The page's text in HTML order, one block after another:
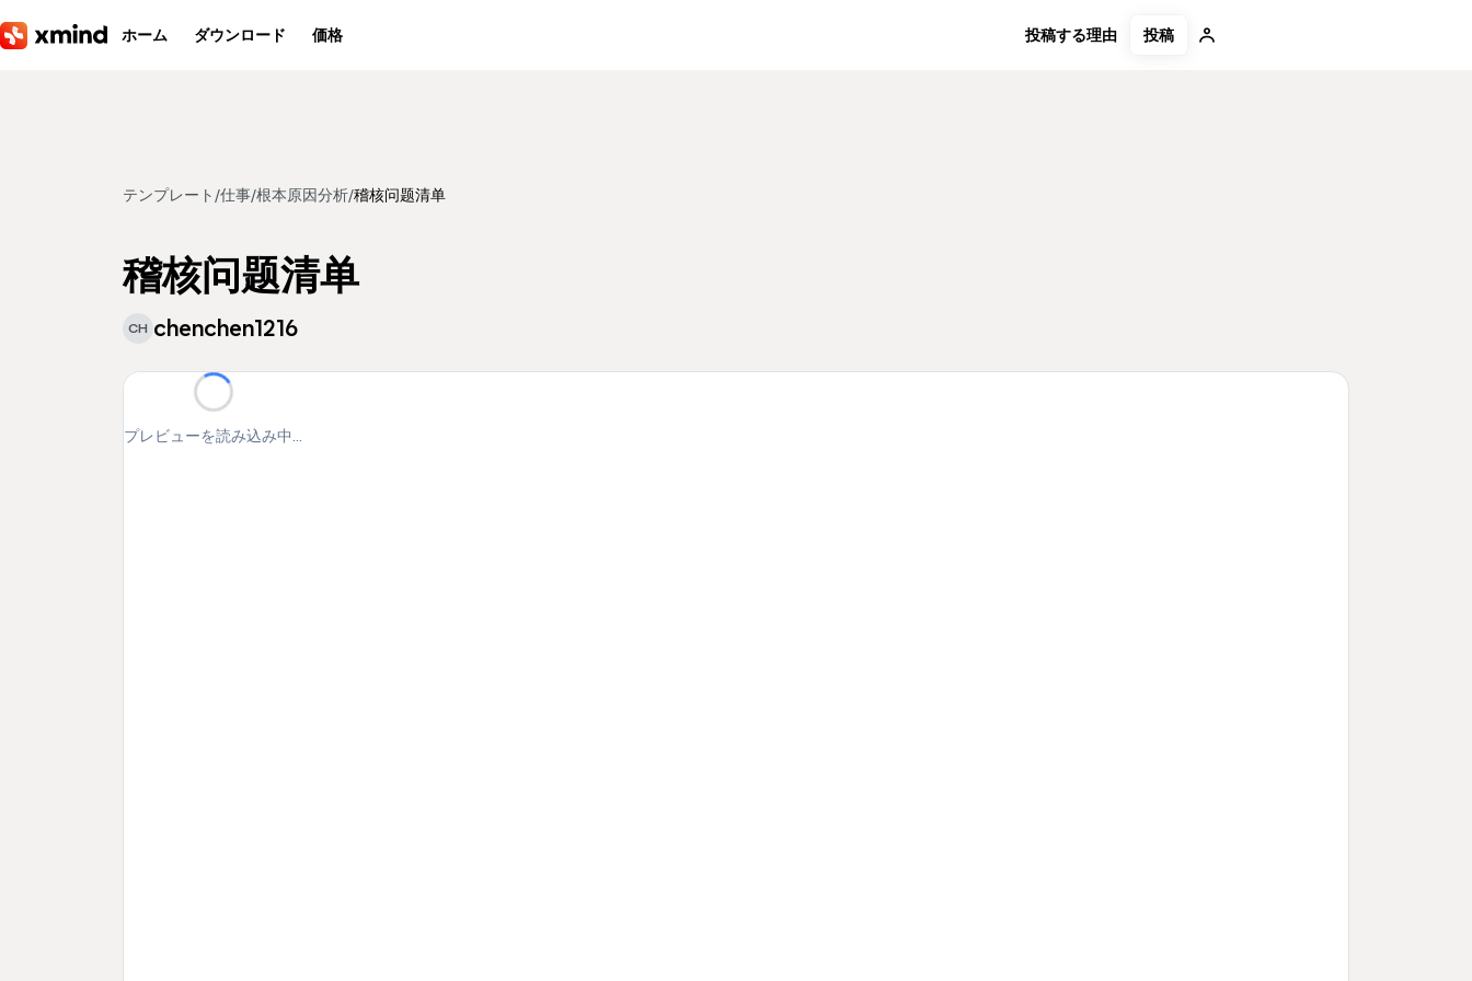
ホーム ダウンロード 価格 投稿する理由 投稿
テンプレート /仕事/根本原因分析/稽核问题清单
稽核问题清单
CH chenchen1216
プレビューを読み込み中...